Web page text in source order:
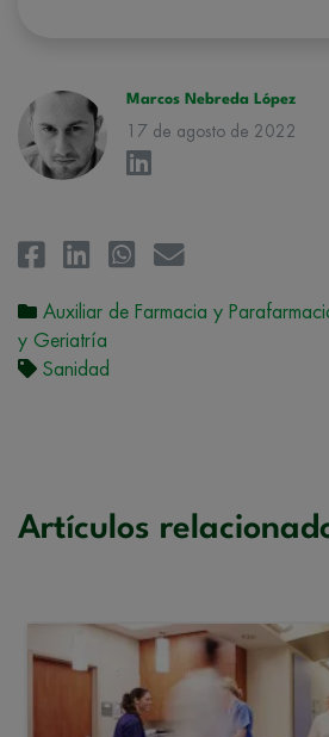
Marcos Nebreda López
17 de agosto de 2022
Auxiliar de Farmacia y
y Geriatría
Sanidad
Artículos